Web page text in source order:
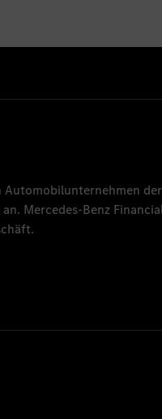
Automobilunternehmen
Mercedes-Benz